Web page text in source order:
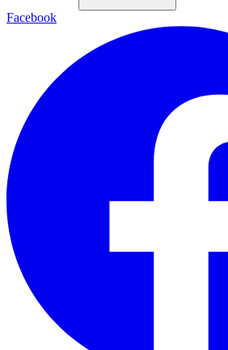
Facebook